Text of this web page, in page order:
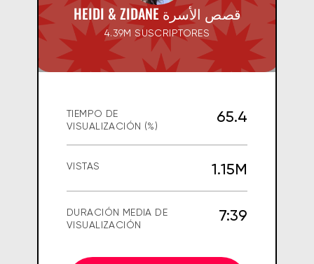
HEIDI & ZIDANE قصص الأسرة
4.39M SUSCRIPTORES
TIEMPO DE
VISUALIZACIÓN (%)
65.4
VISTAS 1.15M
DURACIÓN MEDIA DE
VISUALIZACIÓN
7:39